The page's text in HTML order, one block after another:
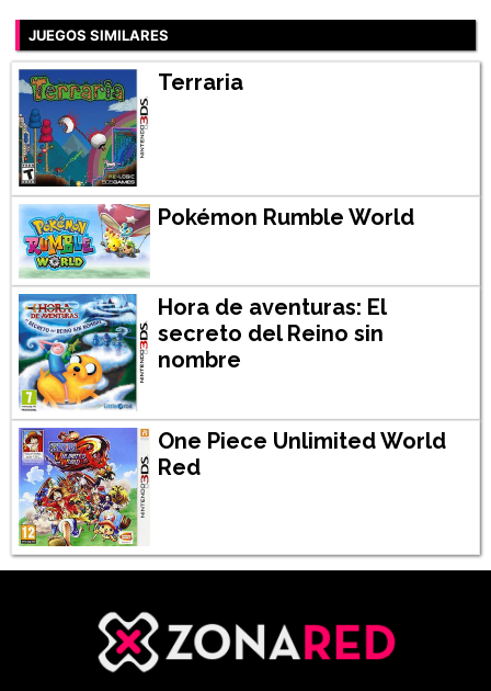
JUEGOS SIMILARES
Terraria
Pokémon Rumble World
Hora de aventuras: El
secreto del Reino sin
nombre
One Piece Unlimited World
Red